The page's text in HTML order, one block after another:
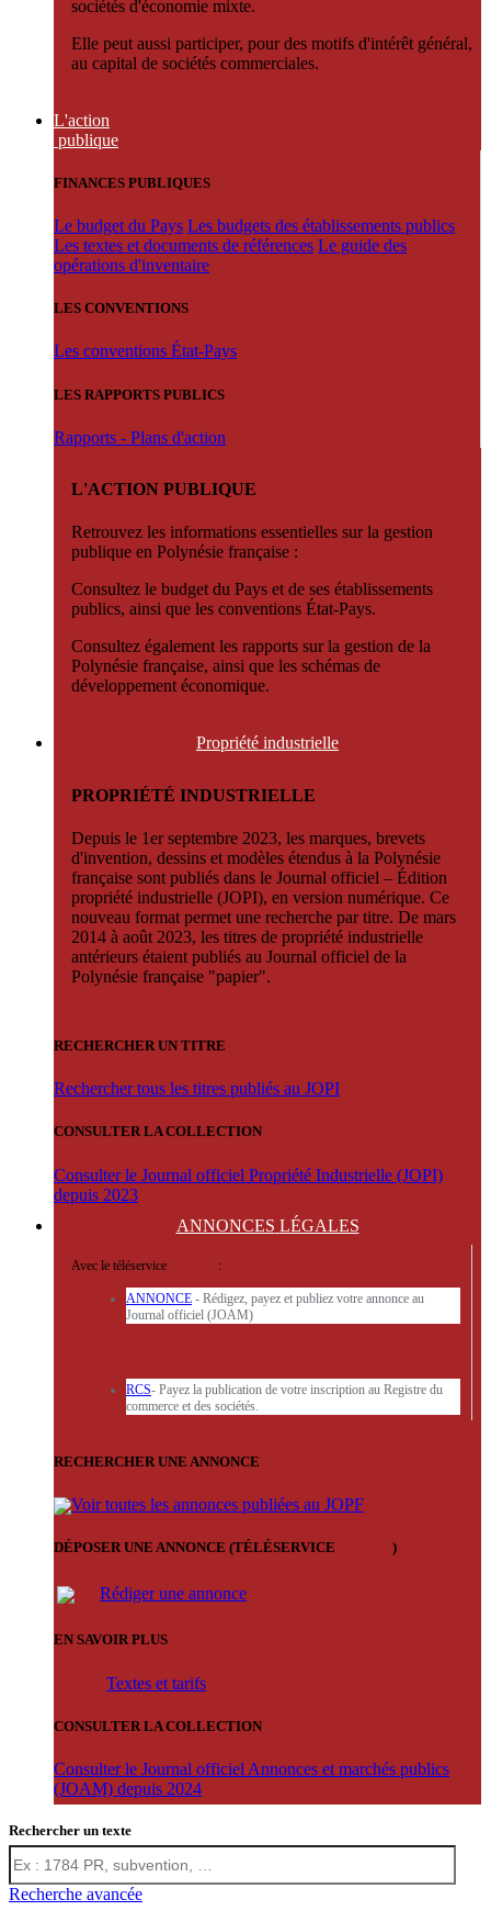
sociétés d'économie mixte.
Elle peut aussi participer, pour des motifs d'intérêt général,
au capital de sociétés commerciales.
L'action
publique
FINANCES PUBLIQUES
Le budget du Pays Les budgets des établissements publics
Les textes et documents de références Le guide des
opérations d'inventaire
LES CONVENTIONS
Les conventions État-Pays
LES RAPPORTS PUBLICS
Rapports - Plans d'action
L'ACTION PUBLIQUE
Retrouvez les informations essentielles sur la gestion
publique en Polynésie française :
Consultez le budget du Pays et de ses établissements
publics, ainsi que les conventions État-Pays.
Consultez également les rapports sur la gestion de la
Polynésie française, ainsi que les schémas de
développement économique.
Propriété industrielle
PROPRIÉTÉ INDUSTRIELLE
Depuis le 1er septembre 2023, les marques, brevets
d'invention, dessins et modèles étendus à la Polynésie
française sont publiés dans le Journal officiel – Édition
propriété industrielle (JOPI), en version numérique. Ce
nouveau format permet une recherche par titre. De mars
2014 à août 2023, les titres de propriété industrielle
antérieurs étaient publiés au Journal officiel de la
Polynésie française "papier".
RECHERCHER UN TITRE
Rechercher tous les titres publiés au JOPI
CONSULTER LA COLLECTION
Consulter le Journal officiel Propriété Industrielle (JOPI)
depuis 2023
ANNONCES LÉGALES
Avec le téléservice :
ANNONCE - Rédigez, payez et publiez votre annonce au
Journal officiel (JOAM)
RCS- Payez la publication de votre inscription au Registre du
commerce et des sociétés.
RECHERCHER UNE ANNONCE
Voir toutes les annonces publiées au JOPF
DÉPOSER UNE ANNONCE (TÉLÉSERVICE )
Rédiger une annonce
EN SAVOIR PLUS
Textes et tarifs
CONSULTER LA COLLECTION
Consulter le Journal officiel Annonces et marchés publics
(JOAM) depuis 2024
Rechercher un texte
Recherche avancée